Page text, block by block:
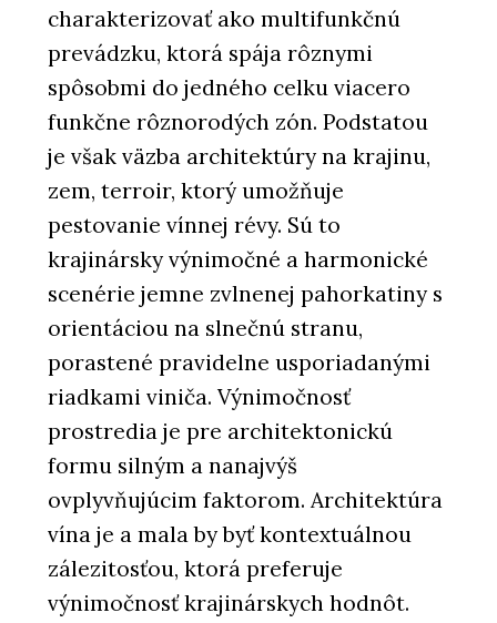
charakterizovať ako multifunkčnú
prevádzku, ktorá spája rôznymi
spôsobmi do jedného celku viacero
funkčne rôznorodých zón. Podstatou
je však väzba architektúry na krajinu,
zem, terroir, ktorý umožňuje
pestovanie vínnej révy. Sú to
krajinársky výnimočné a harmonické
scenérie jemne zvlnenej pahorkatiny s
orientáciou na slnečnú stranu,
porastené pravidelne usporiadanými
riadkami viniča. Výnimočnosť
prostredia je pre architektonickú
formu silným a nanajvýš
ovplyvňujúcim faktorom. Architektúra
vína je a mala by byť kontextuálnou
zálezitosťou, ktorá preferuje
výnimočnosť krajinárskych hodnôt.